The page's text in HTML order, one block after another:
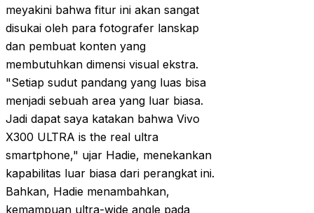
meyakini bahwa fitur ini akan sangat
disukai oleh para fotografer lanskap
dan pembuat konten yang
membutuhkan dimensi visual ekstra.
"Setiap sudut pandang yang luas bisa
menjadi sebuah area yang luar biasa.
Jadi dapat saya katakan bahwa Vivo
X300 ULTRA is the real ultra
smartphone," ujar Hadie, menekankan
kapabilitas luar biasa dari perangkat ini.
Bahkan, Hadie menambahkan,
kemampuan ultra-wide angle pada